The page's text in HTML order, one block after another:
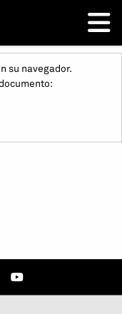
su navegador.